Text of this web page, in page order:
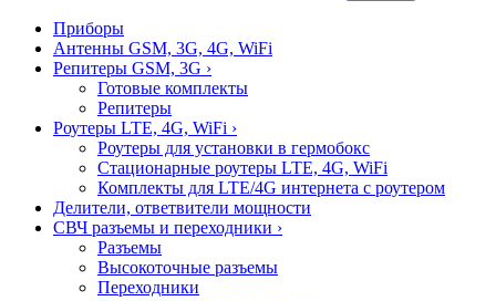
Приборы
Антенны GSM, 3G, 4G, WiFi
Репитеры GSM, 3G ›
Готовые комплекты
Репитеры
Роутеры LTE, 4G, WiFi ›
Роутеры для установки в гермобокс
Стационарные роутеры LTE, 4G, WiFi
Комплекты для LTE/4G интернета с роутером
Делители, ответвители мощности
СВЧ разъемы и переходники ›
Разъемы
Высокоточные разъемы
Переходники